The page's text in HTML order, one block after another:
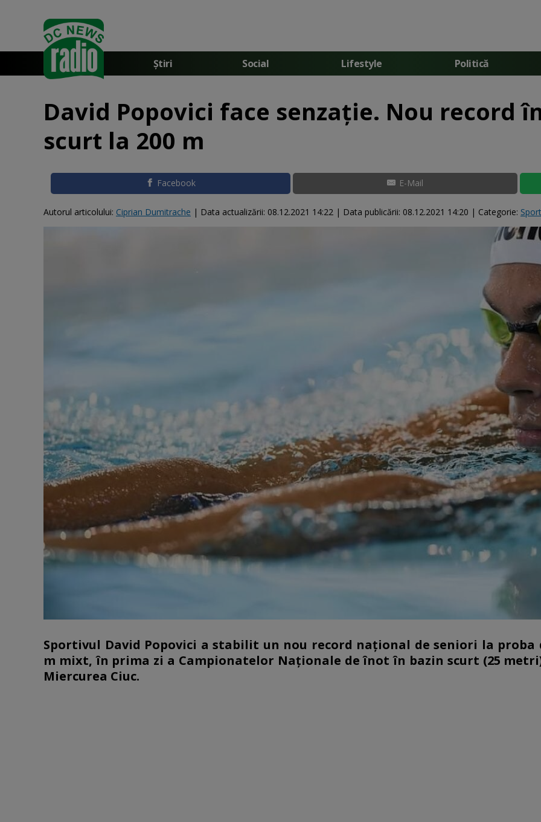
Știri Social Lifestyle Politică
David Popovici face senzație. Nou record
scurt la 200 m
Facebook E-Mail
Autorul articolului: Ciprian Dumitrache | Data actualizării: 08.12.2021 14:22 | Data publicării: 08.12.2021 14:20 | Categorie: Sport
Sportivul David Popovici a stabilit un nou record naţional de seniori la proba
m mixt, în prima zi a Campionatelor Naţionale de înot în bazin scurt (25
Miercurea Ciuc.